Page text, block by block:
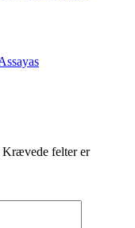
Krævede felter er